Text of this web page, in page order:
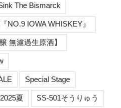
The Bismarck
NO.9 IOWA WHISKEY』
無濾過生原酒】
Special Stage
夏 SS-501そうりゅう